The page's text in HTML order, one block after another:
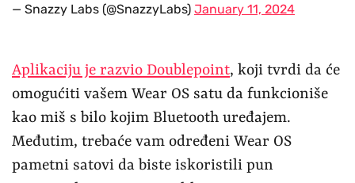
— Snazzy Labs (@SnazzyLabs) January 11, 2024
Aplikaciju je razvio Doublepoint, koji tvrdi da će
omogućiti vašem Wear OS satu da funkcioniše
kao miš s bilo kojim Bluetooth uređajem.
Međutim, trebaće vam određeni Wear OS
pametni satovi da biste iskoristili pun